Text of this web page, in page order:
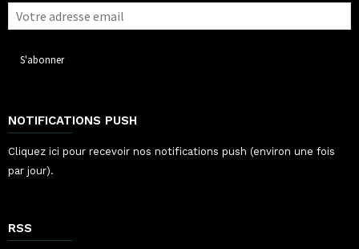
NOTIFICATIONS PUSH
Cliquez ici pour recevoir nos notifications push (environ une fois
par jour).
RSS